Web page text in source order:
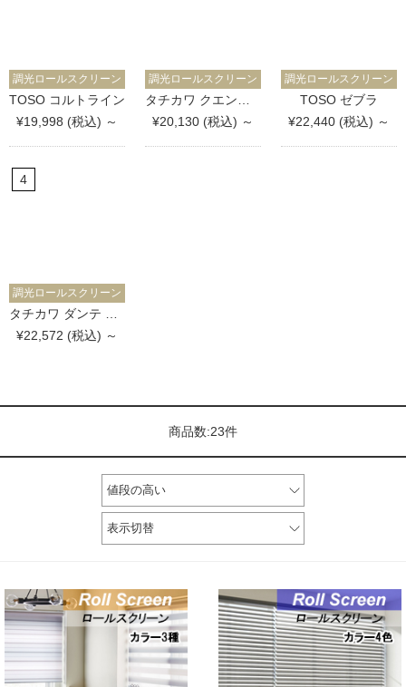
調光ロールスクリーン
TOSO コルトライン
¥19,998 (税込) ～
調光ロールスクリーン
¥20,130 (税込) ～
調光ロールスクリーン
TOSO ゼブラ
¥22,440 (税込) ～
調光ロールスクリーン
¥22,572 (税込) ～
商品数:23件
値段の高い
表示切替